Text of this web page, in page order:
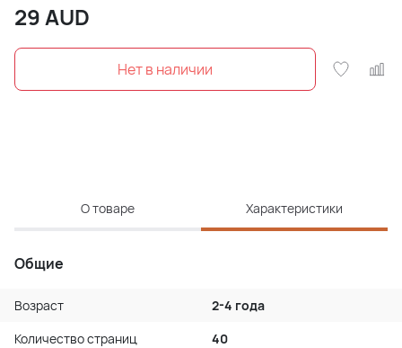
29AUD
О товаре Характеристики
Общие
Возраст
2-4 года
Количество страниц
40